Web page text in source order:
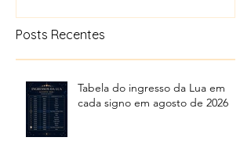
Posts Recentes
Tabela do ingresso da Lua em
cada signo em agosto de 2026